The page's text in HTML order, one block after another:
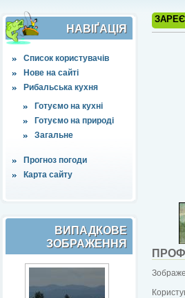
НАВІҐАЦІЯ
Список користувачів
Нове на сайті
Рибальська кухня
Готуємо на кухні
Готуємо на природі
Загальне
Прогноз погоди
Карта сайту
ВИПАДКОВЕ
ЗОБРАЖЕННЯ